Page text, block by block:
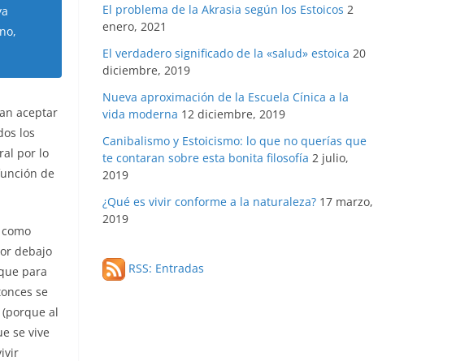
aceptar
los
por lo
de
debajo
para
se
al
se vive
El problema de la Akrasia según los Estoicos 2
enero, 2021
El verdadero significado de la «salud» estoica 20
diciembre, 2019
Nueva aproximación de la Escuela Cínica a la
vida moderna 12 diciembre, 2019
Canibalismo y Estoicismo: lo que no querías que
te contaran sobre esta bonita filosofía 2 julio,
2019
¿Qué es vivir conforme a la naturaleza? 17 marzo,
2019
RSS: Entradas